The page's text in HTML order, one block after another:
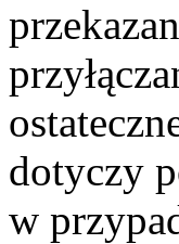
dotyczy
w